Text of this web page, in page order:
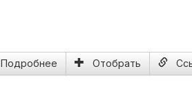
Подробнее Отобрать